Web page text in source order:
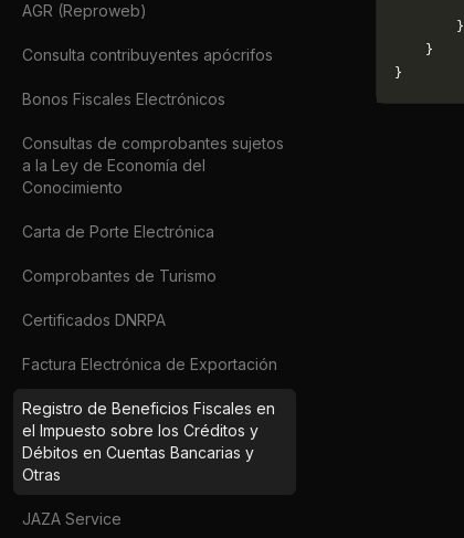
AGR (Reproweb)
Consulta contribuyentes apócrifos
Bonos Fiscales Electrónicos
Consultas de comprobantes sujetos
a la Ley de Economía del
Conocimiento
Carta de Porte Electrónica
Comprobantes de Turismo
Certificados DNRPA
Factura Electrónica de Exportación
Registro de Beneficios Fiscales en
el Impuesto sobre los Créditos y
Débitos en Cuentas Bancarias y
Otras
JAZA Service
        }
    }
}